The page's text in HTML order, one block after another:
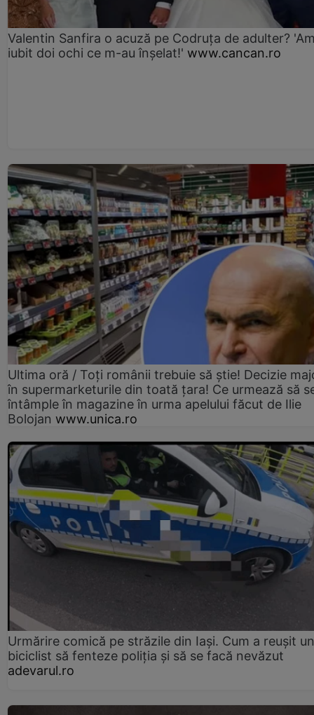
Valentin Sanfira o acuză pe Codruța de adulter?
iubit doi ochi ce m-au înșelat!' www.cancan.ro
Ultima oră / Toți românii trebuie să știe! Decizie
în supermarketurile din toată țara! Ce urmează să
întâmple în magazine în urma apelului făcut de Ilie
Bolojan www.unica.ro
Urmărire comică pe străzile din Iași. Cum a reușit un
biciclist să fenteze poliția și să se facă nevăzut
adevarul.ro